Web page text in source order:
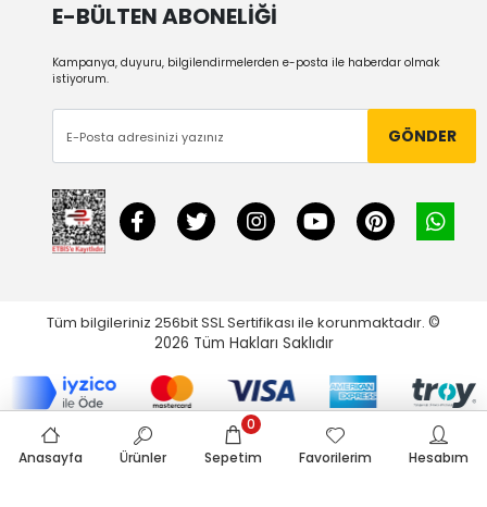
E-BÜLTEN ABONELİĞİ
Kampanya, duyuru, bilgilendirmelerden e-posta ile haberdar olmak
istiyorum.
GÖNDER
Tüm bilgileriniz 256bit SSL Sertifikası ile korunmaktadır. ©
2026 Tüm Hakları Saklıdır
Anasayfa Ürünler Sepetim
0
Favorilerim
Hesabım